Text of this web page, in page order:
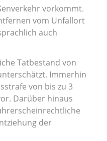
vorkommt.
vom Unfallort
auch
Tatbestand von
Immerhin
von bis zu 3
Darüber hinaus
der